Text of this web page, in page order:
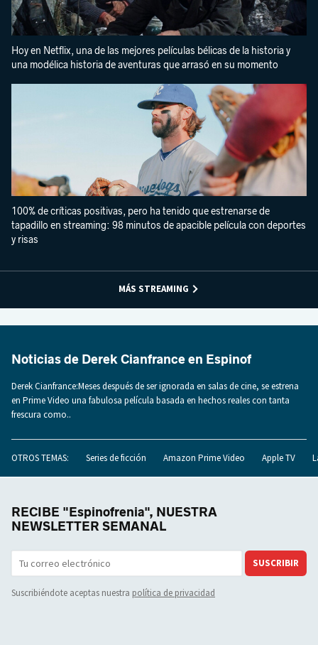
Hoy en Netflix, una de las mejores películas bélicas de la historia y
una modélica historia de aventuras que arrasó en su momento
100% de críticas positivas, pero ha tenido que estrenarse de
tapadillo en streaming: 98 minutos de apacible película con deportes
y risas
MÁS STREAMING
Noticias de Derek Cianfrance en Espinof
Derek Cianfrance:Meses después de ser ignorada en salas de cine, se estrena
en Prime Video una fabulosa película basada en hechos reales con tanta
frescura como..
OTROS TEMAS: Series de ficción Amazon Prime Video Apple TV
RECIBE "Espinofrenia", NUESTRA
NEWSLETTER SEMANAL
SUSCRIBIR
Suscribiéndote aceptas nuestra política de privacidad